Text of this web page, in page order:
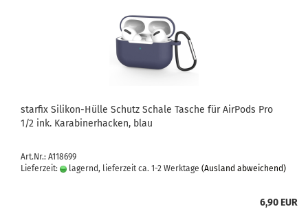
star­fix Silikon-​​Hülle Schutz Scha­le Ta­sche für Air­Pods Pro
1/2 ink. Ka­ra­bi­ner­ha­cken, blau
Art.Nr.: A118699
Lieferzeit:
lagernd, lieferzeit ca. 1-2 Werktage (Ausland abweichend)
6,90 EUR